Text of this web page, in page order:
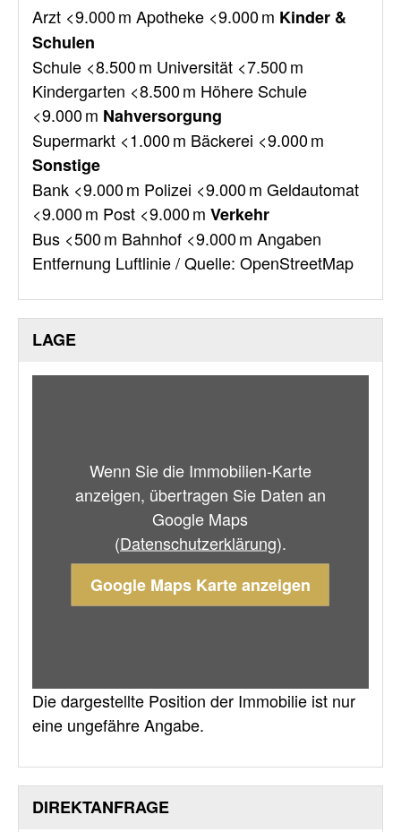
Arzt <9.000 m Apotheke <9.000 m Kinder &
Schulen
Schule <8.500 m Universität <7.500 m
Kindergarten <8.500 m Höhere Schule
<9.000 m Nahversorgung
Supermarkt <1.000 m Bäckerei <9.000 m
Sonstige
Bank <9.000 m Polizei <9.000 m Geldautomat
<9.000 m Post <9.000 m Verkehr
Bus <500 m Bahnhof <9.000 m Angaben
Entfernung Luftlinie / Quelle: OpenStreetMap
LAGE
Wenn Sie die Immobilien-Karte
anzeigen, übertragen Sie Daten an
Google Maps
(Datenschutzerklärung).
Google Maps Karte anzeigen
Die dargestellte Position der Immobilie ist nur
eine ungefähre Angabe.
DIREKTANFRAGE